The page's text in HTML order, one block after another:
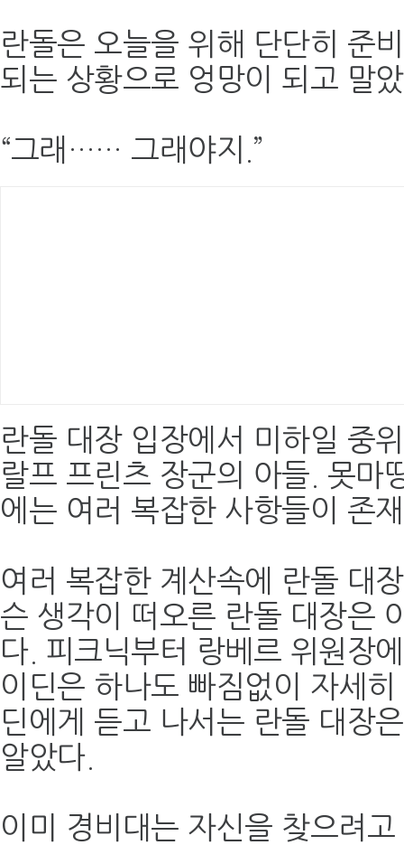
란돌은 오늘을 위해 단단히 준
되는 상황으로 엉망이 되고 말
“그래…… 그래야지.”
란돌 대장 입장에서 미하일 중
랄프 프린츠 장군의 아들. 못마
에는 여러 복잡한 사항들이 존
여러 복잡한 계산속에 란돌 대
슨 생각이 떠오른 란돌 대장은
다. 피크닉부터 랑베르 위원장
이딘은 하나도 빠짐없이 자세
딘에게 듣고 나서는 란돌 대장
알았다.
이미 경비대는 자신을 찾으려